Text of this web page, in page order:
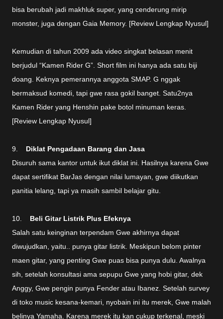
bisa berubah jadi makhluk super, yang cenderung mirip
monster, juga dengan Gaia Memory. [Review Lengkap Nyusul]
Kemudian di tahun 2009 ada video singkat belasan menit
berjudul “Kamen Rider G”. Short film ini hanya ada satu biji
doang. Keknya pemerannya anggota SMAP. G nggak
bermaksud komedi, tapi gwe rasa gokil banget. Satu2nya
Kamen Rider yang Henshin pake botol minuman keras.
[Review Lengkap Nyusul]
9. Diklat Pengadaan Barang dan Jasa
Disuruh sama kantor untuk ikut diklat ini. Hasilnya karena Gwe
dapat sertifikat BarJas dengan nilai lumayan, gwe diikutkan
panitia lelang, tapi ya masih sambil belajar gitu.
10. Beli Gitar Listrik Plus Efeknya
Salah satu keinginan terpendam Gwe akhirnya dapat
diwujudkan, yaitu.. punya gitar listrik. Meskipun belom pinter
maen gitar, yang penting Gwe puas bisa punya dulu. Awalnya
sih, setelah konsultasi ama sepupu Gwe yang hobi gitar, dek
Anggy, Gwe pengin punya Fender atau Ibanez. Setelah survey
di toko music kesana-kemari, nyobain ini itu merek, Gwe malah
belinya Yamaha. Karena merek itu kan cukup terkenal, meski